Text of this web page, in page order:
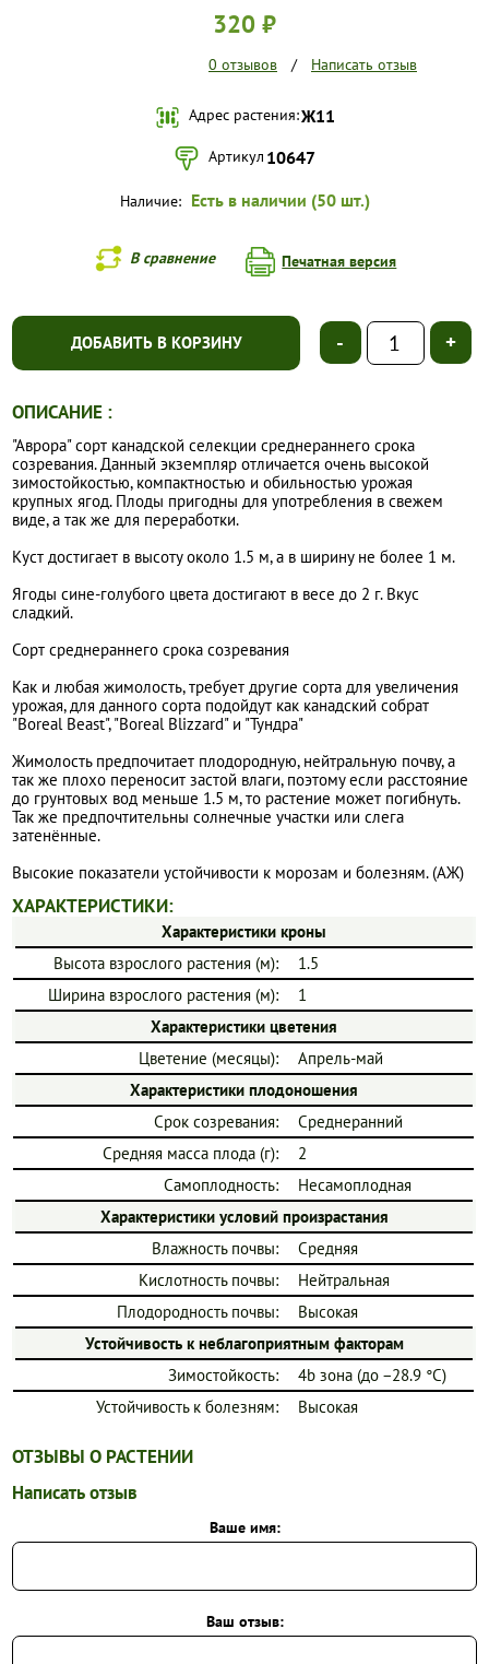
320 ₽
0 отзывов / Написать отзыв
Адрес растения:Ж11
Артикул 10647
Наличие: Есть в наличии (50 шт.)
В сравнение Печатная версия
ДОБАВИТЬ В КОРЗИНУ - +
ОПИСАНИЕ :
"Аврора" сорт канадской селекции среднераннего срока
созревания. Данный экземпляр отличается очень высокой
зимостойкостью, компактностью и обильностью урожая
крупных ягод. Плоды пригодны для употребления в свежем
виде, а так же для переработки.
Куст достигает в высоту около 1.5 м, а в ширину не более 1 м.
Ягоды сине-голубого цвета достигают в весе до 2 г. Вкус
сладкий.
Сорт среднераннего срока созревания
Как и любая жимолость, требует другие сорта для увеличения
урожая, для данного сорта подойдут как канадский собрат
"Boreal Beast", "Boreal Blizzard" и "Тундра"
Жимолость предпочитает плодородную, нейтральную почву, а
так же плохо переносит застой влаги, поэтому если расстояние
до грунтовых вод меньше 1.5 м, то растение может погибнуть.
Так же предпочтительны солнечные участки или слега
затенённые.
Высокие показатели устойчивости к морозам и болезням. (АЖ)
ХАРАКТЕРИСТИКИ:
Характеристики кроны
Высота взрослого растения (м):
1.5
Ширина взрослого растения (м):
1
Характеристики цветения
Цветение (месяцы):
Апрель-май
Характеристики плодоношения
Срок созревания:
Среднеранний
Средняя масса плода (г):
2
Самоплодность:
Несамоплодная
Характеристики условий произрастания
Влажность почвы:
Средняя
Кислотность почвы:
Нейтральная
Плодородность почвы:
Высокая
Устойчивость к неблагоприятным факторам
Зимостойкость:
4b зона (до −28.9 °C)
Устойчивость к болезням:
Высокая
ОТЗЫВЫ О РАСТЕНИИ
Написать отзыв
Ваше имя:
Ваш отзыв: